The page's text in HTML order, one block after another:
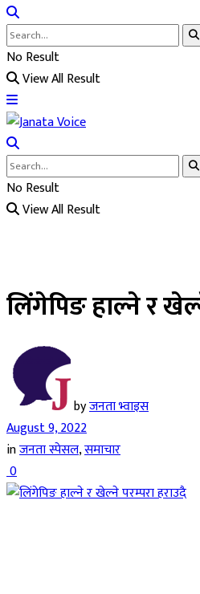
No Result
View All Result
No Result
View All Result
लिंगेपिङ हाल्ने र
byजनता भ्वाइस
August 9, 2022
inजनता स्पेसल,समाचार
0